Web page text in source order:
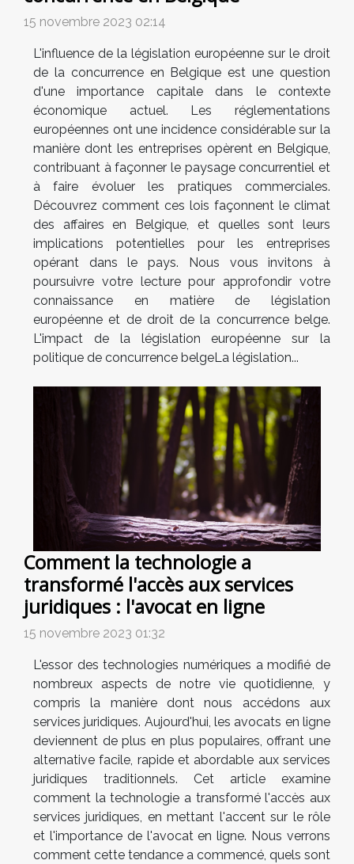
15 novembre 2023 02:14
L'influence de la législation européenne sur le droit
de la concurrence en Belgique est une question
d'une importance capitale dans le contexte
économique actuel. Les réglementations
européennes ont une incidence considérable sur la
manière dont les entreprises opèrent en Belgique,
contribuant à façonner le paysage concurrentiel et
à faire évoluer les pratiques commerciales.
Découvrez comment ces lois façonnent le climat
des affaires en Belgique, et quelles sont leurs
implications potentielles pour les entreprises
opérant dans le pays. Nous vous invitons à
poursuivre votre lecture pour approfondir votre
connaissance en matière de législation
européenne et de droit de la concurrence belge.
L'impact de la législation européenne sur la
politique de concurrence belgeLa législation...
Comment la technologie a
transformé l'accès aux services
juridiques : l'avocat en ligne
15 novembre 2023 01:32
L'essor des technologies numériques a modifié de
nombreux aspects de notre vie quotidienne, y
compris la manière dont nous accédons aux
services juridiques. Aujourd'hui, les avocats en ligne
deviennent de plus en plus populaires, offrant une
alternative facile, rapide et abordable aux services
juridiques traditionnels. Cet article examine
comment la technologie a transformé l'accès aux
services juridiques, en mettant l'accent sur le rôle
et l'importance de l'avocat en ligne. Nous verrons
comment cette tendance a commencé, quels sont